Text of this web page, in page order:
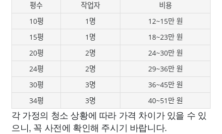
평수 작업자
비용
10평
1명
12~15만 원
15평
1명
18~23만 원
20평
2명
24~30만 원
24평
2명
29~36만 원
30평
3명
36~45만 원
34평
3명 40~51만 원
각 가정의 청소 상황에 따라 가격 차이가 있을 수 있
으니, 꼭 사전에 확인해 주시기 바랍니다.